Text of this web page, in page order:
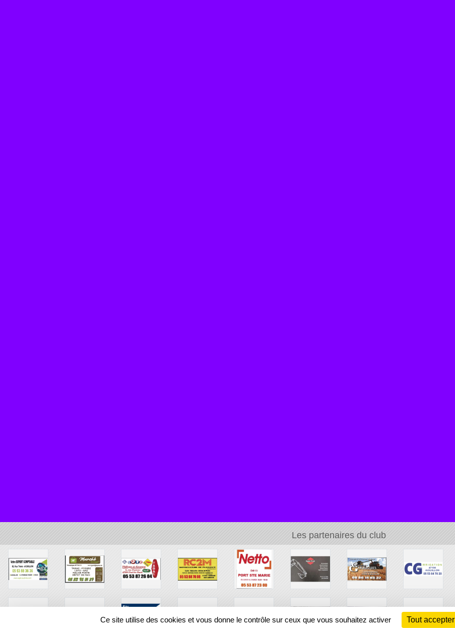
Les partenaires du club
Ce site utilise des cookies et vous donne le contrôle sur ceux que vous souhaitez activer Tout accepter